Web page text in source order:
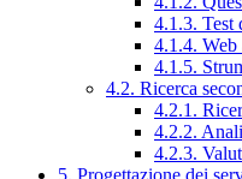
4.1.3. Test
4.1.4. Web
4.1.5.
4.2. Ricerca
4.2.1.
4.2.2.
4.2.3.
5. Progettazione dei